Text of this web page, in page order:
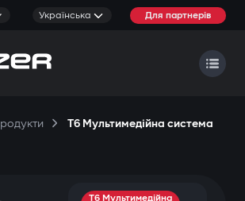
Українська Для партнерів
T6 Мультимедійна система
T6 Мультимедійна